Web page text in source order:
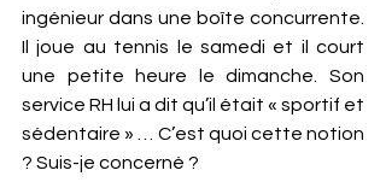
ingénieur dans une boîte concurrente.
Il joue au tennis le samedi et il court
une petite heure le dimanche. Son
service RH lui a dit qu’il était « sportif et
sédentaire » … C’est quoi cette notion
? Suis-je concerné ?